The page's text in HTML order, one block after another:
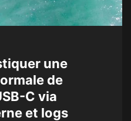
une
de
C via
et logs